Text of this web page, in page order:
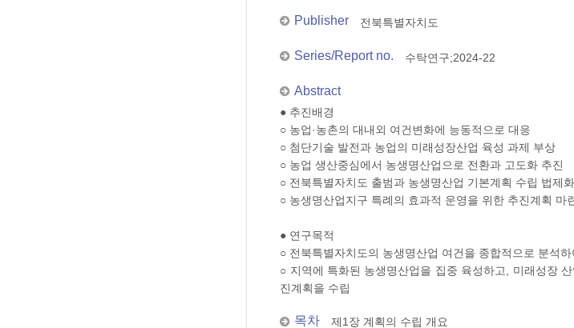
Publisher 전북특별자치도
Series/Report no. 수탁연구;2024-22
Abstract
● 추진배경
○ 농업·농촌의 대내외 여건변화에 능동적으로 대응
○ 첨단기술 발전과 농업의 미래성장산업 육성 과제 부상
○ 농업 생산중심에서 농생명산업으로 전환과 고도화 추진
○ 전북특별자치도 출범과 농생명산업 기본계획 수립 법제화
○ 농생명산업지구 특례의 효과적 운영을 위한 추진계획 마
● 연구목적
○ 전북특별자치도의 농생명산업 여건을 종합적으로 분석
○ 지역에 특화된 농생명산업을 집중 육성하고, 미래성장
진계획을 수립
목차
제1장 계획의 수립 개요